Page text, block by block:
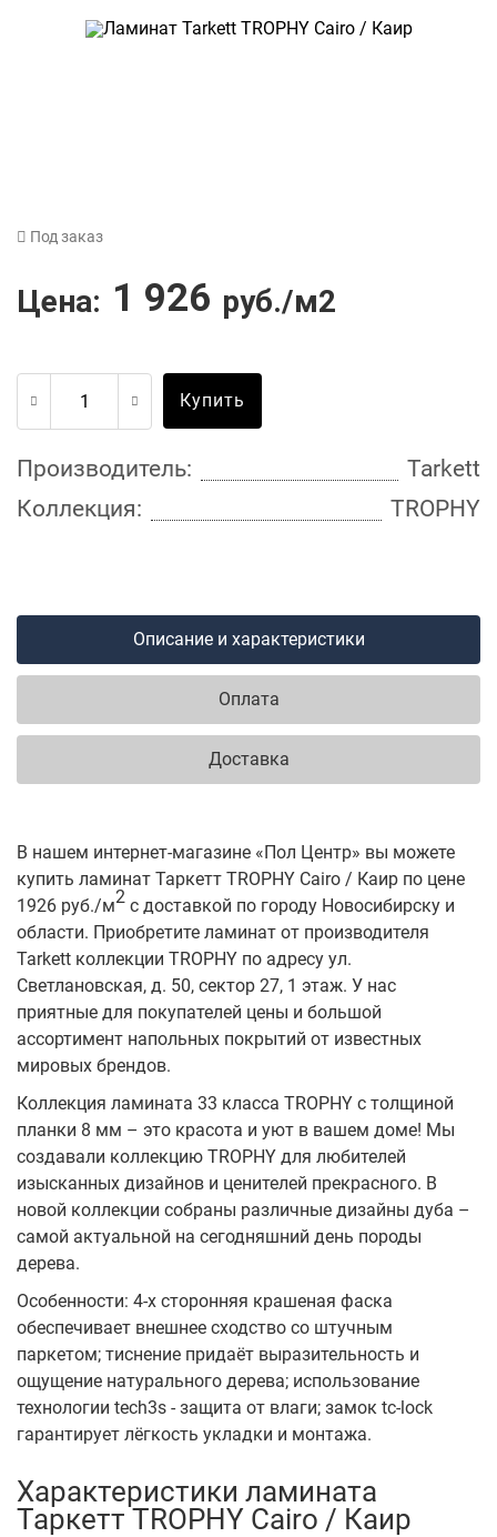
Под заказ
Цена: 1 926 руб./м2
Купить
Производитель:
Tarkett
Коллекция:
TROPHY
Описание и характеристики
Оплата
Доставка
В нашем интернет-магазине «Пол Центр» вы можете
купить ламинат Таркетт TROPHY Cairo / Каир по цене
1926 руб./м2 с доставкой по городу Новосибирску и
области. Приобретите ламинат от производителя
Tarkett коллекции TROPHY по адресу ул.
Светлановская, д. 50, сектор 27, 1 этаж. У нас
приятные для покупателей цены и большой
ассортимент напольных покрытий от известных
мировых брендов.
Коллекция ламината 33 класса TROPHY с толщиной
планки 8 мм – это красота и уют в вашем доме! Мы
создавали коллекцию TROPHY для любителей
изысканных дизайнов и ценителей прекрасного. В
новой коллекции собраны различные дизайны дуба –
самой актуальной на сегодняшний день породы
дерева.
Особенности: 4-х сторонняя крашеная фаска
обеспечивает внешнее сходство со штучным
паркетом; тиснение придаёт выразительность и
ощущение натурального дерева; использование
технологии tech3s - защита от влаги; замок tc-lock
гарантирует лёгкость укладки и монтажа.
Характеристики ламината
Таркетт TROPHY Cairo / Каир